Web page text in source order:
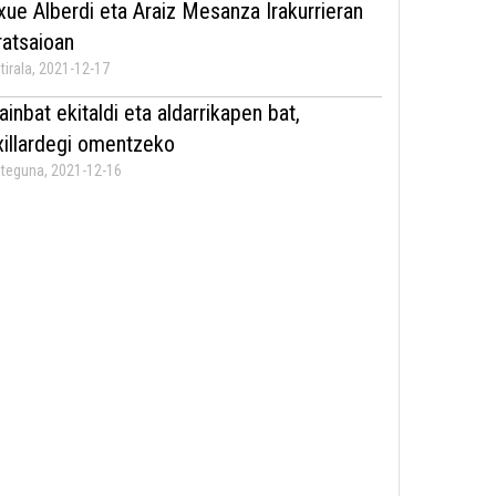
Alberdi eta Araiz Mesanza Irakurrieran
2021-12-17
ekitaldi eta aldarrikapen bat,
omentzeko
2021-12-16